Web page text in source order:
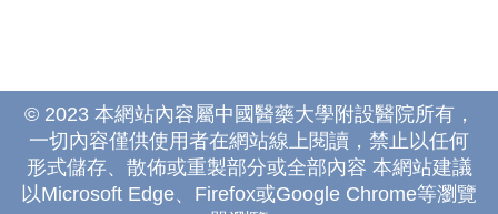
© 2023 本網站內容屬中國醫藥大學附設醫院所有，
一切內容僅供使用者在網站線上閱讀，禁止以任何
形式儲存、散佈或重製部分或全部內容 本網站建議
以Microsoft Edge、Firefox或Google Chrome等瀏覽